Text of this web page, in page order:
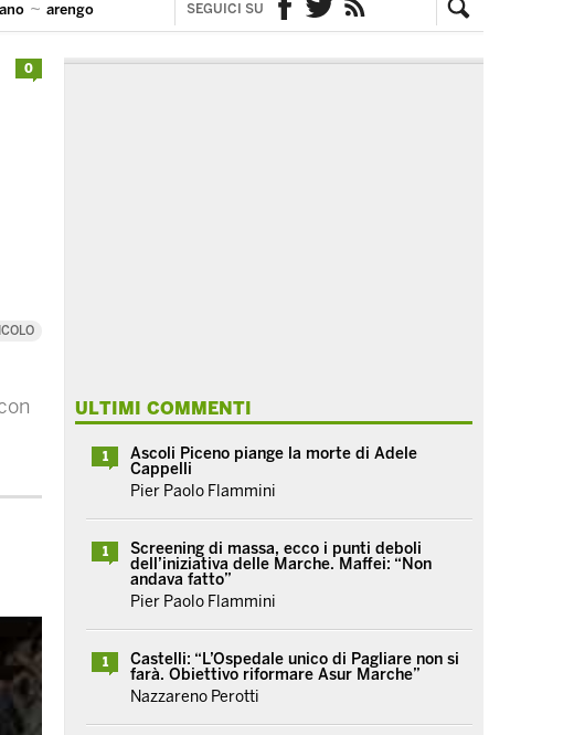
arengo SEGUICI SU
0
ULTIMI COMMENTI
1
Ascoli Piceno piange la morte di Adele
Cappelli
Pier Paolo Flammini
1
Screening di massa, ecco i punti deboli
dell’iniziativa delle Marche. Maffei: “Non
andava fatto”
Pier Paolo Flammini
1
Castelli: “L’Ospedale unico di Pagliare non si
farà. Obiettivo riformare Asur Marche”
Nazzareno Perotti